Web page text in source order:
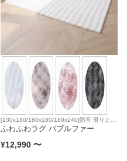
[130x180/180x180/180x240]防音 滑り止め
床暖房対応
ふわふわラグ バブルファー
¥12,990 〜